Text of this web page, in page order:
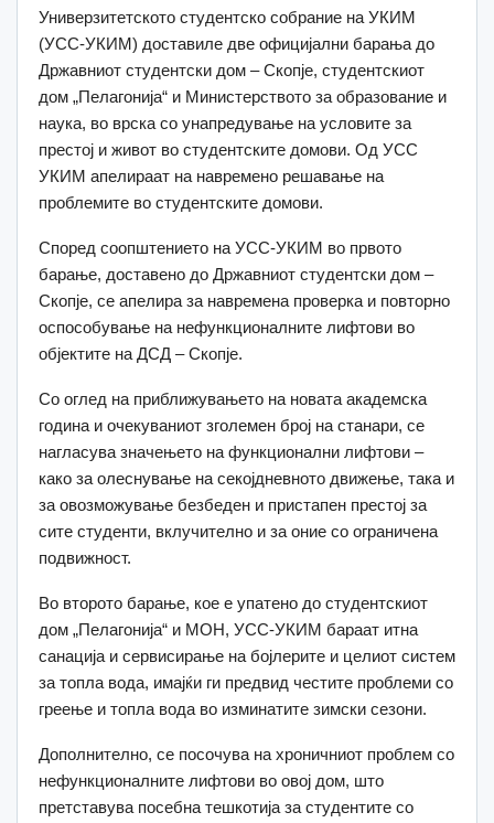
Универзитетското студентско собрание на УКИМ
(УСС-УКИМ) доставиле две официјални барања до
Државниот студентски дом – Скопје, студентскиот
дом „Пелагонија“ и Министерството за образование и
наука, во врска со унапредување на условите за
престој и живот во студентските домови. Од УСС
УКИМ апелираат на навремено решавање на
проблемите во студентските домови.
Според соопштението на УСС-УКИМ во првото
барање, доставено до Државниот студентски дом –
Скопје, се апелира за навремена проверка и повторно
оспособување на нефункционалните лифтови во
објектите на ДСД – Скопје.
Со оглед на приближувањето на новата академска
година и очекуваниот зголемен број на станари, се
нагласува значењето на функционални лифтови –
како за олеснување на секојдневното движење, така и
за овозможување безбеден и пристапен престој за
сите студенти, вклучително и за оние со ограничена
подвижност.
Во второто барање, кое е упатено до студентскиот
дом „Пелагонија“ и МОН, УСС-УКИМ бараат итна
санација и сервисирање на бојлерите и целиот систем
за топла вода, имајќи ги предвид честите проблеми со
греење и топла вода во изминатите зимски сезони.
Дополнително, се посочува на хроничниот проблем со
нефункционалните лифтови во овој дом, што
претставува посебна тешкотија за студентите со